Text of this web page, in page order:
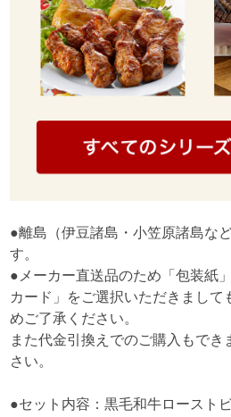
●離島（伊豆諸島・小笠原諸島な
す。
●メーカー直送品のため「包装紙
カード」をご選択いただきまして
めご了承ください。
また代金引換えでのご購入もで
さい。
●セット内容：黒毛和牛ロースト